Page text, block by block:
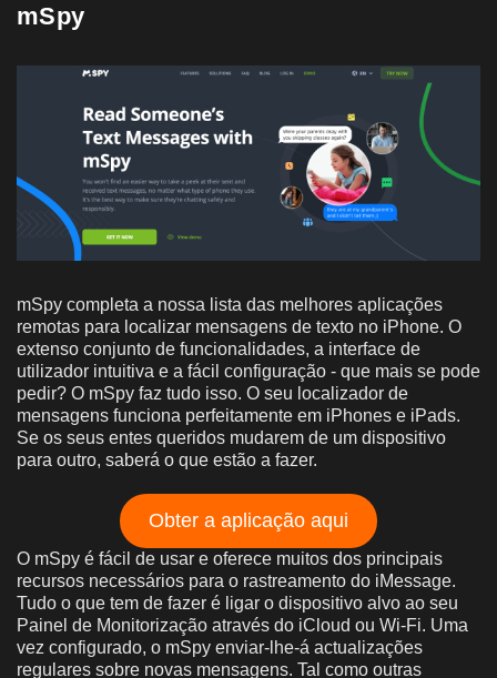
mSpy
mSpy completa a nossa lista das melhores aplicações
remotas para localizar mensagens de texto no iPhone. O
extenso conjunto de funcionalidades, a interface de
utilizador intuitiva e a fácil configuração - que mais se pode
pedir? O mSpy faz tudo isso. O seu localizador de
mensagens funciona perfeitamente em iPhones e iPads.
Se os seus entes queridos mudarem de um dispositivo
para outro, saberá o que estão a fazer.
Obter a aplicação aqui
O mSpy é fácil de usar e oferece muitos dos principais
recursos necessários para o rastreamento do iMessage.
Tudo o que tem de fazer é ligar o dispositivo alvo ao seu
Painel de Monitorização através do iCloud ou Wi-Fi. Uma
vez configurado, o mSpy enviar-lhe-á actualizações
regulares sobre novas mensagens. Tal como outras